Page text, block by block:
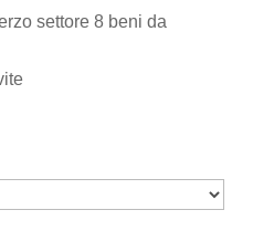
settore 8 beni da